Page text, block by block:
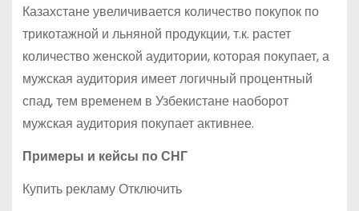
Казахстане увеличивается количество покупок по
трикотажной и льняной продукции, т.к. растет
количество женской аудитории, которая покупает, а
мужская аудитория имеет логичный процентный
спад, тем временем в Узбекистане наоборот
мужская аудитория покупает активнее.
Примеры и кейсы по СНГ
Купить рекламу Отключить